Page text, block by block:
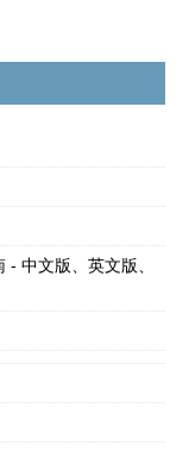
中文版、英文版、